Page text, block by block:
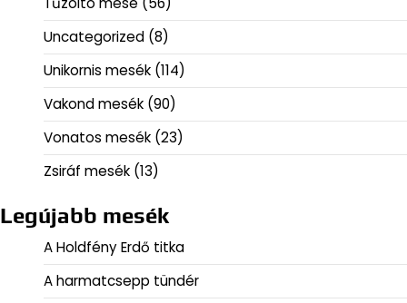
Uncategorized (8)
Unikornis mesék (114)
Vakond mesék (90)
Vonatos mesék (23)
Zsiráf mesék (13)
Legújabb mesék
A Holdfény Erdő titka
A harmatcsepp tündér